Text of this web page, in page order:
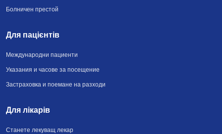
Болничен престой
Для пацієнтів
Международни пациенти
Указания и часове за посещение
Застраховка и поемане на разходи
Для лікарів
Станете лекуващ лекар